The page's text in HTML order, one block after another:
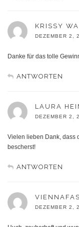
KRISSY
DEZEMBER 2,
Danke für das tolle
ANTWORTEN
LAURA
DEZEMBER 2,
Vielen lieben Dank, dass
bescherst!
ANTWORTEN
DEZEMBER 2,